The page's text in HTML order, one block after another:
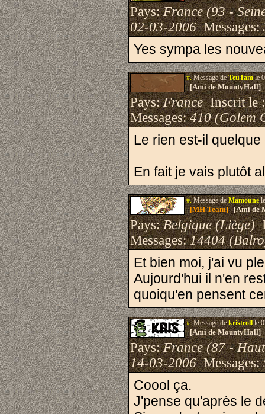
Pays:France (93 -
02-03-2006Messages:
Yes sympa les
#.Message deTeuTamle
[Ami de MountyHall]
Pays:FranceInscrit le
Messages:410 (Golem
Le rien est-il
En fait je vais plutôt
#.Message deMamoune
[MH Team][Ami de
Pays:Belgique (Liège)
Messages:14404
Et bien moi, j'ai vu
Aujourd'hui il n'en
quoiqu'en pensent
#.Message dekristrollle
[Ami de MountyHall]
Pays:France (87 -
14-03-2006Messages:
Coool ça.
J'pense qu'après le